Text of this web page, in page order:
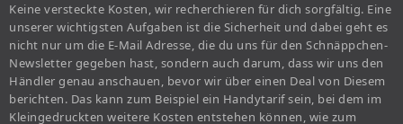
Keine versteckte Kosten, wir recherchieren für dich sorgfältig. Eine
unserer wichtigsten Aufgaben ist die Sicherheit und dabei geht es
nicht nur um die E-Mail Adresse, die du uns für den Schnäppchen-
Newsletter gegeben hast, sondern auch darum, dass wir uns den
Händler genau anschauen, bevor wir über einen Deal von Diesem
berichten. Das kann zum Beispiel ein Handytarif sein, bei dem im
Kleingedruckten weitere Kosten entstehen können, wie zum